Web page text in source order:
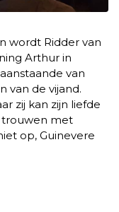
wordt Ridder van
Arthur in
van
van de vijand.
zij kan zijn liefde
met
op, Guinevere